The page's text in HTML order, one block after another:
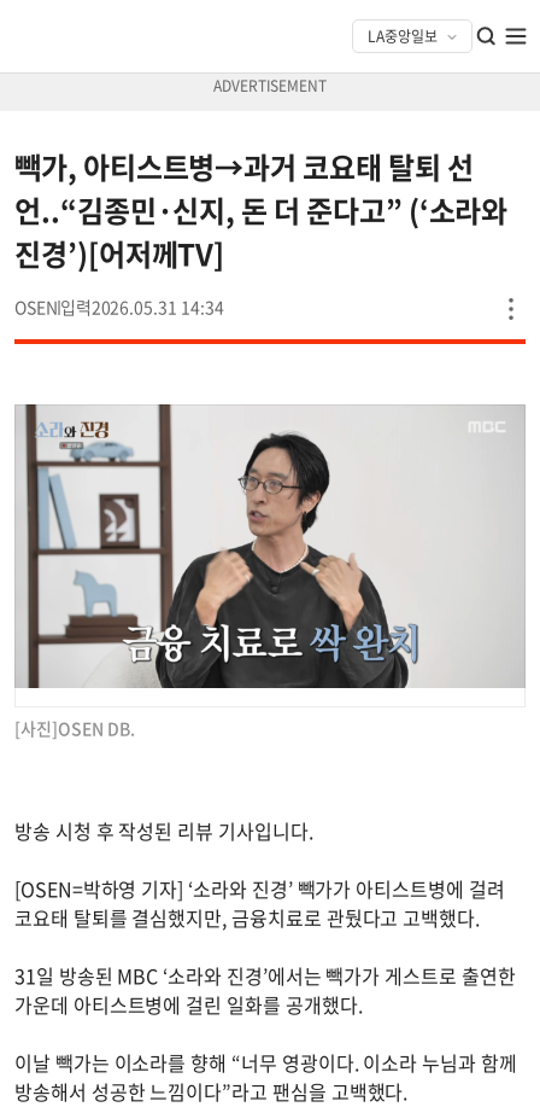
빽가, 아티스트병→과거 코요태 탈퇴 선
언..“김종민·신지, 돈 더 준다고” (‘소라와
진경’)[어저께TV]
OSEN 2026.05.31 14:34
[사진]OSEN DB.
방송 시청 후 작성된 리뷰 기사입니다.
[OSEN=박하영 기자] ‘소라와 진경’ 빽가가 아티스트병에 걸려
코요태 탈퇴를 결심했지만, 금융치료로 관뒀다고 고백했다.
31일 방송된 MBC ‘소라와 진경’에서는 빽가가 게스트로 출연한
가운데 아티스트병에 걸린 일화를 공개했다.
이날 빽가는 이소라를 향해 “너무 영광이다. 이소라 누님과 함께
방송해서 성공한 느낌이다”라고 팬심을 고백했다.